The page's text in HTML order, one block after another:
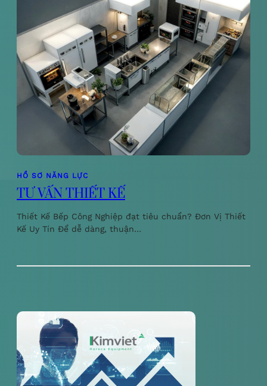
HỒ SƠ NĂNG LỰC
TƯ VẤN THIẾT KẾ
Thiết Kế Bếp Công Nghiệp đạt tiêu chuẩn? Đơn Vị Thiết
Kế Uy Tín Để dễ dàng, thuận…